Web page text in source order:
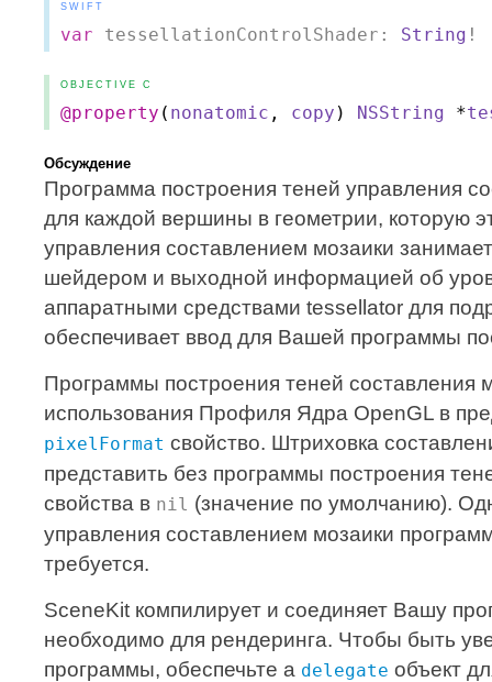
SWIFT
var tessellationControlShader: String !
OBJECTIVE C
@property ( nonatomic , copy ) NSString *
Обсуждение
Программа построения теней управления
для каждой вершины в геометрии, которую
управления составлением мозаики
шейдером и выходной информацией об
аппаратными средствами tessellator для
обеспечивает ввод для Вашей программы
Программы построения теней
использования Профиля Ядра OpenGL в
pixelFormat свойство. Штриховка
представить без программы построения
свойства в nil (значение по умолчанию).
управления составлением мозаики
требуется.
SceneKit компилирует и соединяет Вашу
необходимо для рендеринга. Чтобы быть
программы, обеспечьте a delegate объект